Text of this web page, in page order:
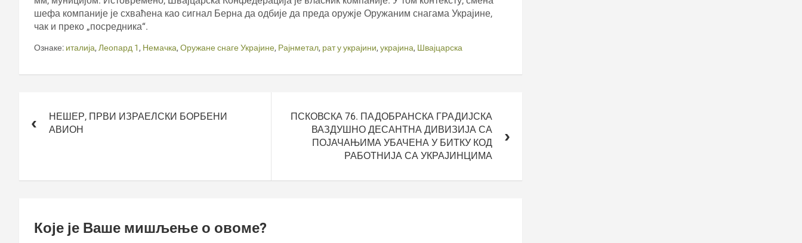
шефа компаније је схваћена као сигнал Берна да одбије да преда оружје Оружаним снагама Украјине,
чак и преко „посредника“.
Ознаке: италија, Леопард 1 , Немачка, Оружане снаге Украјине, Рајнметал, рат у украјини, украјина, Швајцарска
чланкаНЕШЕР, ПРВИ ИЗРАЕЛСКИ БОРБЕНИ
АВИОН
ПСКОВСКА 76. ПАДОБРАНСКА ГРАДИЈСКА
ВАЗДУШНО ДЕСАНТНА ДИВИЗИЈА СА
ПОЈАЧАЊИМА УБАЧЕНА У БИТКУ КОД
РАБОТНИЈА СА УКРАЈИНЦИМА
Које је Ваше мишљење о овоме?